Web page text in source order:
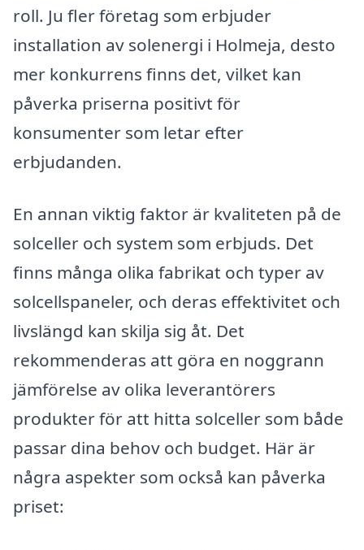
roll. Ju fler företag som erbjuder
installation av solenergi i Holmeja, desto
mer konkurrens finns det, vilket kan
påverka priserna positivt för
konsumenter som letar efter
erbjudanden.
En annan viktig faktor är kvaliteten på de
solceller och system som erbjuds. Det
finns många olika fabrikat och typer av
solcellspaneler, och deras effektivitet och
livslängd kan skilja sig åt. Det
rekommenderas att göra en noggrann
jämförelse av olika leverantörers
produkter för att hitta solceller som både
passar dina behov och budget. Här är
några aspekter som också kan påverka
priset: